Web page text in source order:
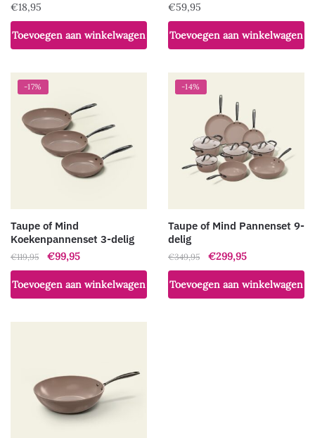
€18,95
Toevoegen aan winkelwagen
€59,95
Toevoegen aan winkelwagen
-17%
Taupe of Mind
Koekenpannenset 3-delig
€119,95
Oorspronkelijke
prijs
was:
€119,95.
€99,95Huidige
prijs
is:
€99,95.
Toevoegen aan winkelwagen
-14%
Taupe of Mind Pannenset 9-
delig
€349,95
Oorspronkelijke
prijs
was:
€349,95.
€299,95Huidige
prijs
is:
€299,95.
Toevoegen aan winkelwagen